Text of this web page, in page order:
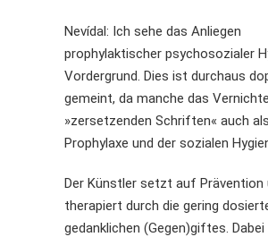
Nevídal: Ich sehe das Anliegen
prophylaktischer psychosozialer
Vordergrund. Dies ist durchaus
gemeint, da manche das
»zersetzenden Schriften« auch
Prophylaxe und der sozialen
Der Künstler setzt auf Prävention
therapiert durch die gering
gedanklichen (Gegen)giftes.